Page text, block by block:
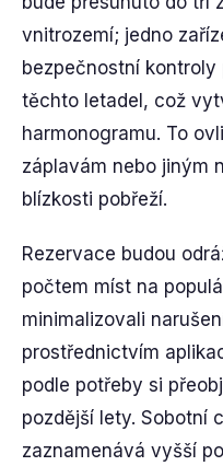
vnitrozemí; jedno
bezpečnostní
těchto letadel, což
harmonogramu. To
záplavám nebo jiným
blízkosti pobřeží.
Rezervace budou
počtem míst na
minimalizovali
prostřednictvím
podle potřeby si
pozdější lety. Sobotní
zaznamenává vyšší